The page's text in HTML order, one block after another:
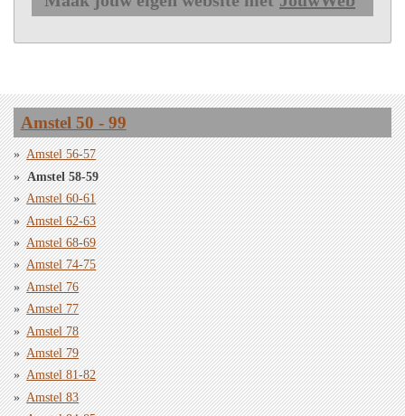
Amstel 50 - 99
Amstel 56-57
Amstel 58-59
Amstel 60-61
Amstel 62-63
Amstel 68-69
Amstel 74-75
Amstel 76
Amstel 77
Amstel 78
Amstel 79
Amstel 81-82
Amstel 83